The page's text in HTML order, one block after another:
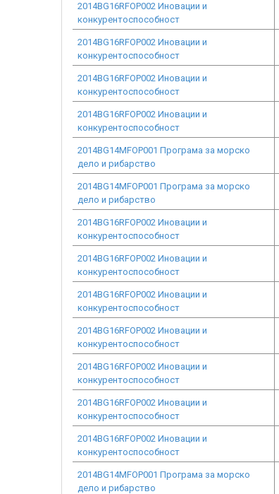
2014BG16RFOP002 Иновации и
конкурентоспособност
2014BG16RFOP002 Иновации и
конкурентоспособност
2014BG16RFOP002 Иновации и
конкурентоспособност
2014BG16RFOP002 Иновации и
конкурентоспособност
2014BG14MFOP001 Програма за морско
дело и рибарство
2014BG14MFOP001 Програма за морско
дело и рибарство
2014BG16RFOP002 Иновации и
конкурентоспособност
2014BG16RFOP002 Иновации и
конкурентоспособност
2014BG16RFOP002 Иновации и
конкурентоспособност
2014BG16RFOP002 Иновации и
конкурентоспособност
2014BG16RFOP002 Иновации и
конкурентоспособност
2014BG16RFOP002 Иновации и
конкурентоспособност
2014BG16RFOP002 Иновации и
конкурентоспособност
2014BG14MFOP001 Програма за морско
дело и рибарство